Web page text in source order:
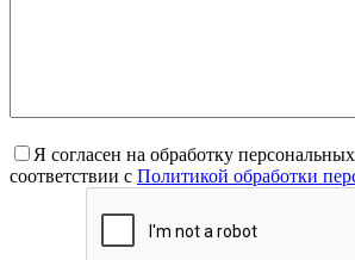
Я согласен на обработку
соответствии с Политикой обработки